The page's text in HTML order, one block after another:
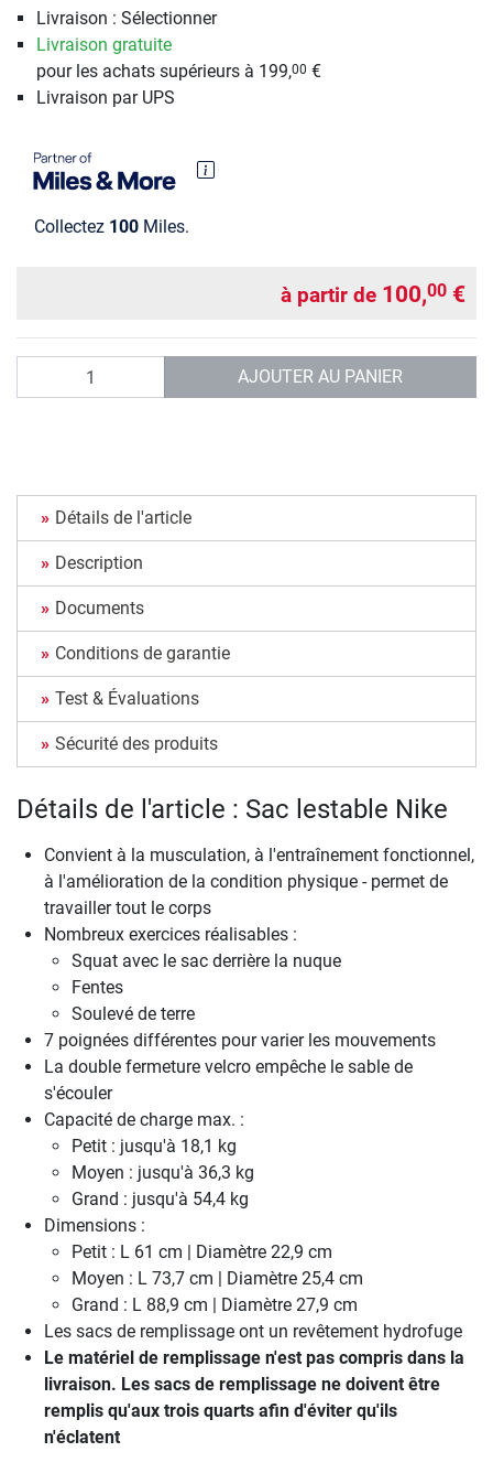
Livraison : Sélectionner
Livraison gratuite
pour les achats supérieurs à 199,00 €
Livraison par UPS
Collectez 100 Miles.
à partir de 100,00 €
AJOUTER AU PANIER
Détails de l'article
Description
Documents
Conditions de garantie
Test & Évaluations
Sécurité des produits
Détails de l'article : Sac lestable Nike
Convient à la musculation, à l'entraînement fonctionnel,
à l'amélioration de la condition physique - permet de
travailler tout le corps
Nombreux exercices réalisables :
Squat avec le sac derrière la nuque
Fentes
Soulevé de terre
7 poignées différentes pour varier les mouvements
La double fermeture velcro empêche le sable de
s'écouler
Capacité de charge max. :
Petit : jusqu'à 18,1 kg
Moyen : jusqu'à 36,3 kg
Grand : jusqu'à 54,4 kg
Dimensions :
Petit : L 61 cm | Diamètre 22,9 cm
Moyen : L 73,7 cm | Diamètre 25,4 cm
Grand : L 88,9 cm | Diamètre 27,9 cm
Les sacs de remplissage ont un revêtement hydrofuge
Le matériel de remplissage n'est pas compris dans la
livraison. Les sacs de remplissage ne doivent être
remplis qu'aux trois quarts afin d'éviter qu'ils
n'éclatent